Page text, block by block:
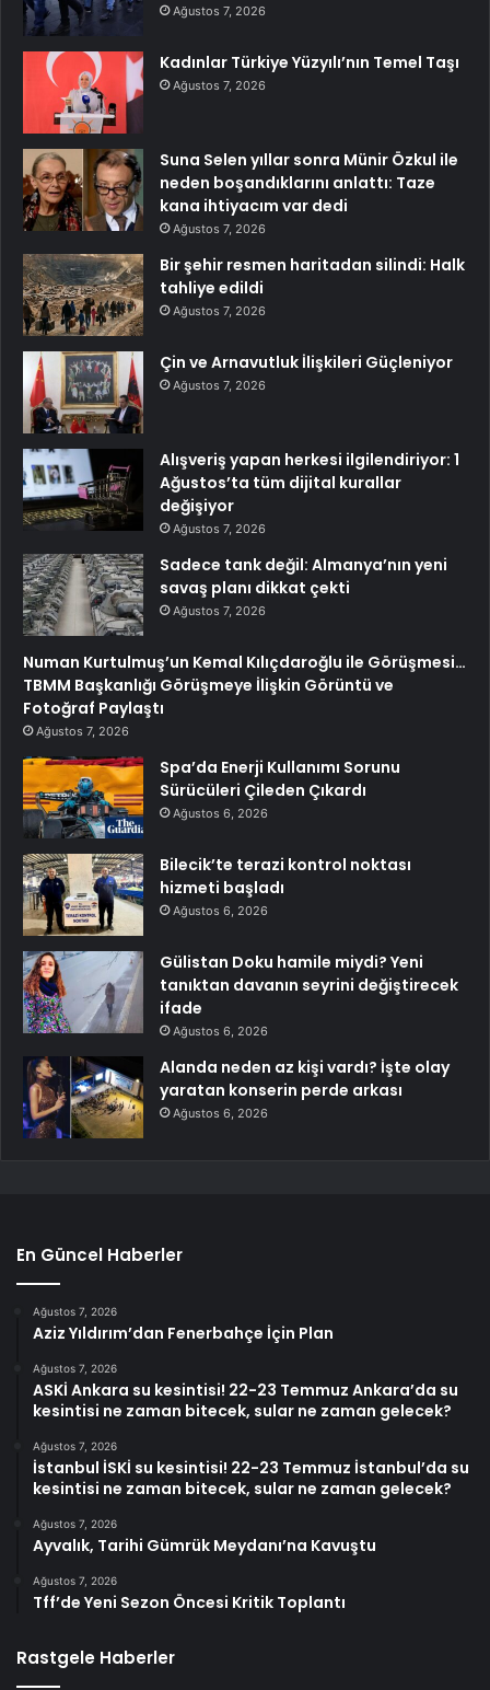
Ağustos 7, 2026
Kadınlar Türkiye Yüzyılı’nın Temel Taşı
Ağustos 7, 2026
Suna Selen yıllar sonra Münir Özkul ile
neden boşandıklarını anlattı: Taze
kana ihtiyacım var dedi
Ağustos 7, 2026
Bir şehir resmen haritadan silindi: Halk
tahliye edildi
Ağustos 7, 2026
Çin ve Arnavutluk İlişkileri Güçleniyor
Ağustos 7, 2026
Alışveriş yapan herkesi ilgilendiriyor: 1
Ağustos’ta tüm dijital kurallar
değişiyor
Ağustos 7, 2026
Sadece tank değil: Almanya’nın yeni
savaş planı dikkat çekti
Ağustos 7, 2026
Numan Kurtulmuş’un Kemal Kılıçdaroğlu ile Görüşmesi…
TBMM Başkanlığı Görüşmeye İlişkin Görüntü ve
Fotoğraf Paylaştı
Ağustos 7, 2026
Spa’da Enerji Kullanımı Sorunu
Sürücüleri Çileden Çıkardı
Ağustos 6, 2026
Bilecik’te terazi kontrol noktası
hizmeti başladı
Ağustos 6, 2026
Gülistan Doku hamile miydi? Yeni
tanıktan davanın seyrini değiştirecek
ifade
Ağustos 6, 2026
Alanda neden az kişi vardı? İşte olay
yaratan konserin perde arkası
Ağustos 6, 2026
En Güncel Haberler
Ağustos 7, 2026
Aziz Yıldırım’dan Fenerbahçe İçin Plan
Ağustos 7, 2026
ASKİ Ankara su kesintisi! 22-23 Temmuz Ankara’da su
kesintisi ne zaman bitecek, sular ne zaman gelecek?
Ağustos 7, 2026
İstanbul İSKİ su kesintisi! 22-23 Temmuz İstanbul’da su
kesintisi ne zaman bitecek, sular ne zaman gelecek?
Ağustos 7, 2026
Ayvalık, Tarihi Gümrük Meydanı’na Kavuştu
Ağustos 7, 2026
Tff’de Yeni Sezon Öncesi Kritik Toplantı
Rastgele Haberler